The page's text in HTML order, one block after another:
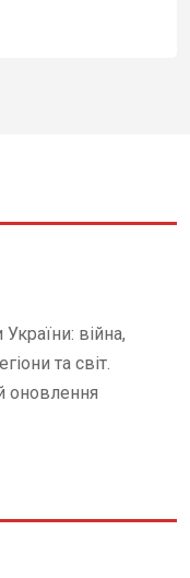
війна,
та світ.
оновлення